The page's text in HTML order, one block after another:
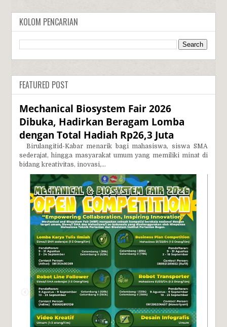
KOLOM PENCARIAN
FEATURED POST
Mechanical Biosystem Fair 2026
Dibuka, Hadirkan Beragam Lomba
dengan Total Hadiah Rp26,3 Juta
Birulangitid-Kabar menarik bagi mahasiswa, siswa SMA
sederajat, hingga masyarakat umum yang memiliki minat di
bidang kreativitas, inovasi,...